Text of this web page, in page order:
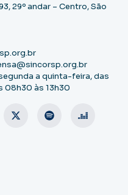
29º andar – Centro, São
a quinta-feira, das
08h30 às 13h30